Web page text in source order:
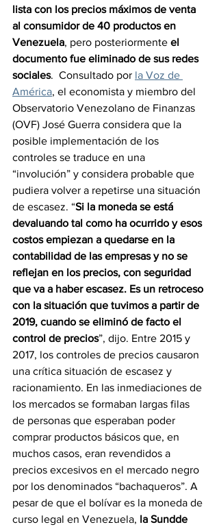
lista con los precios máximos de venta
al consumidor de 40 productos en
Venezuela, pero posteriormente el
documento fue eliminado de sus redes
sociales.  Consultado por la Voz de
América, el economista y miembro del
Observatorio Venezolano de Finanzas
(OVF) José Guerra considera que la
posible implementación de los
controles se traduce en una
“involución” y considera probable que
pudiera volver a repetirse una situación
de escasez. “Si la moneda se está
devaluando tal como ha ocurrido y esos
costos empiezan a quedarse en la
contabilidad de las empresas y no se
reflejan en los precios, con seguridad
que va a haber escasez. Es un retroceso
con la situación que tuvimos a partir de
2019, cuando se eliminó de facto el
control de precios”, dijo. Entre 2015 y
2017, los controles de precios causaron
una crítica situación de escasez y
racionamiento. En las inmediaciones de
los mercados se formaban largas filas
de personas que esperaban poder
comprar productos básicos que, en
muchos casos, eran revendidos a
precios excesivos en el mercado negro
por los denominados “bachaqueros”. A
pesar de que el bolívar es la moneda de
curso legal en Venezuela, la Sundde